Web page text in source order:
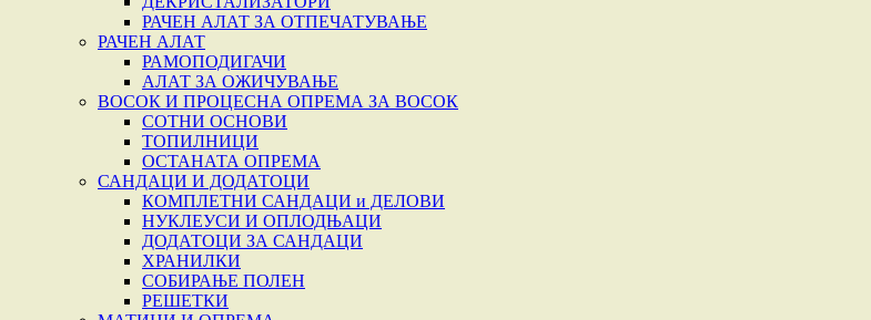
РАЧЕН АЛАТ ЗА ОТПЕЧАТУВАЊЕ
РАЧЕН АЛАТ
РАМОПОДИГАЧИ
АЛАТ ЗА ОЖИЧУВАЊЕ
ВОСОК И ПРОЦЕСНА ОПРЕМА ЗА ВОСОК
СОТНИ ОСНОВИ
ТОПИЛНИЦИ
ОСТАНАТА ОПРЕМА
САНДАЦИ И ДОДАТОЦИ
КОМПЛЕТНИ САНДАЦИ и ДЕЛОВИ
НУКЛЕУСИ И ОПЛОДЊАЦИ
ДОДАТОЦИ ЗА САНДАЦИ
ХРАНИЛКИ
СОБИРАЊЕ ПОЛЕН
РЕШЕТКИ